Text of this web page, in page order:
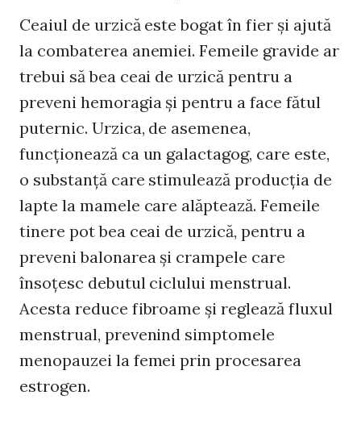
Ceaiul de urzică este bogat în fier și ajută
la combaterea anemiei. Femeile gravide ar
trebui să bea ceai de urzică pentru a
preveni hemoragia şi pentru a face fătul
puternic. Urzica, de asemenea,
funcționează ca un galactagog, care este,
o substanță care stimulează producția de
lapte la mamele care alăptează. Femeile
tinere pot bea ceai de urzică, pentru a
preveni balonarea și crampele care
însoțesc debutul ciclului menstrual.
Acesta reduce fibroame și reglează fluxul
menstrual, prevenind simptomele
menopauzei la femei prin procesarea
estrogen.